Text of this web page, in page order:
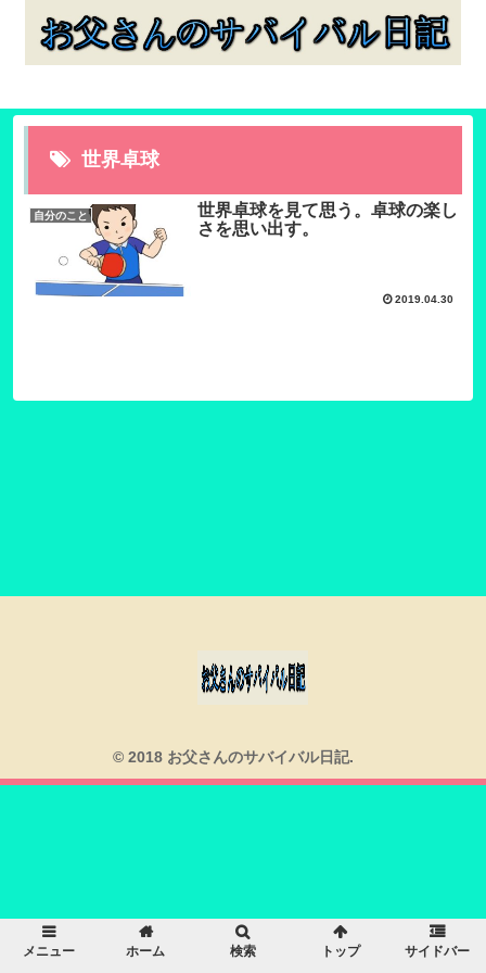
世界卓球
自分のこと
世界卓球を見て思う。卓球の楽し
さを思い出す。
2019.04.30
© 2018 お父さんのサバイバル日記.
メニュー ホーム 検索 トップ サイドバー